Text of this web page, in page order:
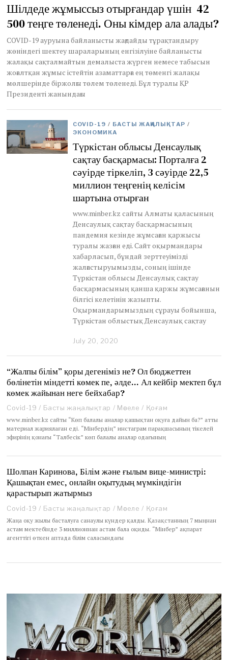
g
u
s
t
,
2
0
2
Шілдеде жұмыссыз отырғандар үшін 42
500 теңге төленеді. Оны кімдер ала алады?
COVID-19 ауруына байланысты жағдайды тұрақтандыру
жөніндегі шектеу шараларының енгізілуіне байланысты
жалақы сақталмайтын демалыста жүрген немесе табысын
жоғалтқан жұмыс істейтін азаматтарға ең төменгі жалақы
мөлшерінде біржолғы төлем төленеді. Бұл туралы ҚР
Президенті жанындағы
COVID-19 / БАСТЫ ЖАҢАЛЫҚТАР /
ЭКОНОМИКА
Түркістан облысы Денсаулық
сақтау басқармасы: Порталға 2
сәуірде тіркеліп, 3 сәуірде 22,5
миллион теңгенің келісім
шартына отырған
www.minber.kz сайты Алматы қаласының
Денсаулық сақтау басқармасының
пандемия кезінде жұмсаған қаржысы
туралы жазған еді. Сайт оқырмандары
хабарласып, бұндай зерттеуімізді
жалғастыруымызды, соның ішінде
Түркістан облысы Денсаулық сақтау
басқармасының қанша қаржы жұмсағанын
білгісі келетінін жазыпты.
Оқырмандарымыздың сұрауы бойынша,
Түркістан облыстық Денсаулық сақтау
July 20, 2020
0
,
2
2
1
“Жалпы білім” қоры дегеніміз не? Ол бюджеттен
бөлінетін міндетті көмек пе, әлде… Ал кейбір мектеп бұл
көмек жайынан неге бейхабар?
Covid-19 / Басты жаңалықтар / Мәселе / Қоғам
www.minber.kz сайты “Көп балалы аналар қашықтан оқуға дайын ба?” атты
материал жариялаған еді. “Мінбердің” инстаграм парақшасының тікелей
эфирінің қонағы “Талбесік” көп балалы аналар одағының
Шолпан Каринова, Білім және ғылым вице-министрі:
Қашықтан емес, онлайн оқытудың мүмкіндігін
қарастырып жатырмыз
Covid-19 / Басты жаңалықтар / Мәселе / Қоғам
Жаңа оқу жылы басталуға санаулы күндер қалды. Қазақстанның 7 мыңнан
астам мектебінде 3 миллионнан астам бала оқиды. “Мінбер” ақпарат
агенттігі өткен аптада білім саласындағы